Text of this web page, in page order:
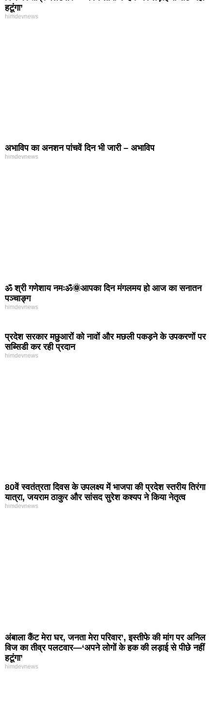
हटूंगा’
himdevnews
अभाविप का अनशन पांचवें दिन भी जारी – अभाविप
himdevnews
ॐ श्री गणेशाय नमःॐ🌞आपका दिन मंगलमय हो आज का सनातन
पञ्चाङ्ग
himdevnews
प्रदेश सरकार मछुआरों को नावों और मछली पकड़ने के उपकरणों पर
सब्सिडी कर रही प्रदान
himdevnews
80वें स्वतंत्रता दिवस के उपलक्ष्य में भाजपा की प्रदेश स्तरीय तिरंगा
यात्रा, जयराम ठाकुर और सांसद सुरेश कश्यप ने किया नेतृत्व
himdevnews
अंबाला कैंट मेरा घर, जनता मेरा परिवार’, इस्तीफे की मांग पर अनिल
विज का तीव्र पलटवार—‘अपने लोगों के हक की लड़ाई से पीछे नहीं
हटूंगा’
himdevnews